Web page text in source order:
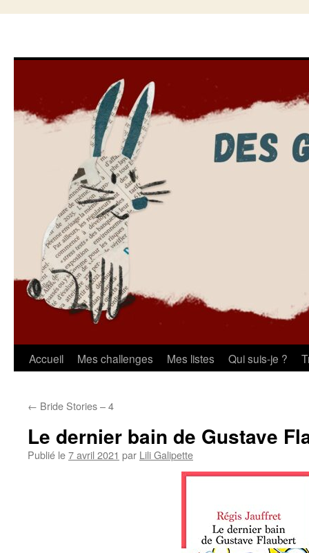
Aller
contenu
Accueil Mes challenges Mes listes Qui suis-je ?
← Bride Stories – 4
Le dernier bain de Gustave
Publié le7 avril 2021 par Lili Galipette